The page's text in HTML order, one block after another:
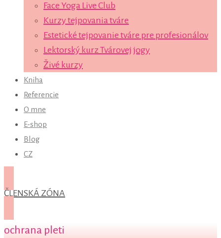
Face Yoga Live Club
Kurzy tejpovania tváre
Estetické tejpovanie tváre pre profesionálov
Lektorský kurz Tvárovej jogy
Živé kurzy
Kniha
Referencie
O mne
E-shop
Blog
CZ
ČLENSKÁ ZÓNA
ochrana pleti